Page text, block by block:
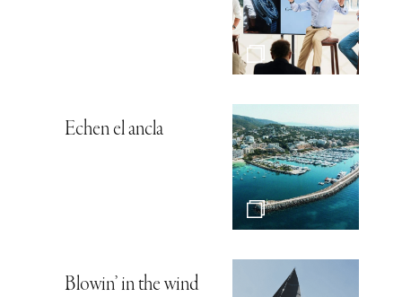
Echen el ancla
Blowin’ in the wind